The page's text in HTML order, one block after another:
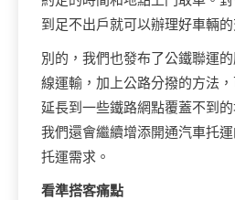
到足不出戶就可以辦理好車輛的
別的，我們也發布了公鐵聯運
線運輸，加上公路分撥的方法
延長到一些鐵路網點覆蓋不到
我們還會繼續增添開通汽車托
托運需求。
看準搭客痛點